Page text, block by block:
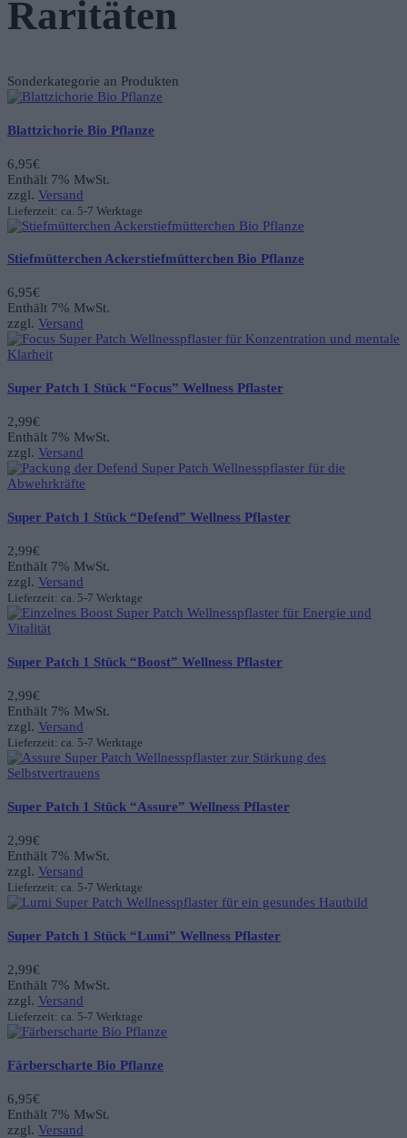
Raritäten
Sonderkategorie an Produkten
Blattzichorie Bio Pflanze
6,95€
Enthält 7% MwSt.
zzgl. Versand
Lieferzeit: ca. 5-7 Werktage
Stiefmütterchen Ackerstiefmütterchen Bio Pflanze
6,95€
Enthält 7% MwSt.
zzgl. Versand
Super Patch 1 Stück “Focus” Wellness Pflaster
2,99€
Enthält 7% MwSt.
zzgl. Versand
Super Patch 1 Stück “Defend” Wellness Pflaster
2,99€
Enthält 7% MwSt.
zzgl. Versand
Lieferzeit: ca. 5-7 Werktage
Super Patch 1 Stück “Boost” Wellness Pflaster
2,99€
Enthält 7% MwSt.
zzgl. Versand
Lieferzeit: ca. 5-7 Werktage
Super Patch 1 Stück “Assure” Wellness Pflaster
2,99€
Enthält 7% MwSt.
zzgl. Versand
Lieferzeit: ca. 5-7 Werktage
Super Patch 1 Stück “Lumi” Wellness Pflaster
2,99€
Enthält 7% MwSt.
zzgl. Versand
Lieferzeit: ca. 5-7 Werktage
Färberscharte Bio Pflanze
6,95€
Enthält 7% MwSt.
zzgl. Versand